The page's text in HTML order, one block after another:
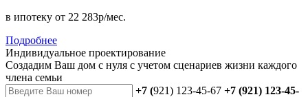
в ипотеку от 22 283р/мес.
Подробнее
Индивидуальное проектирование
Создадим Ваш дом с нуля с учетом сценариев жизни каждого
члена семьи
+7 (921) 123-45-67 +7 (921) 123-45-